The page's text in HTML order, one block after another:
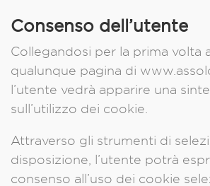
Consenso dell’utente
Collegandosi per la prima volta
qualunque pagina di
l’utente vedrà apparire una
sull’utilizzo dei cookie.
Attraverso gli strumenti di
disposizione, l’utente potrà
consenso all’uso dei cookie